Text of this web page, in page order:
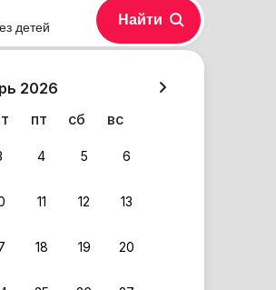
2026
пт сб вс
4 5 6
11 12 13
18 19 20
детей Найти